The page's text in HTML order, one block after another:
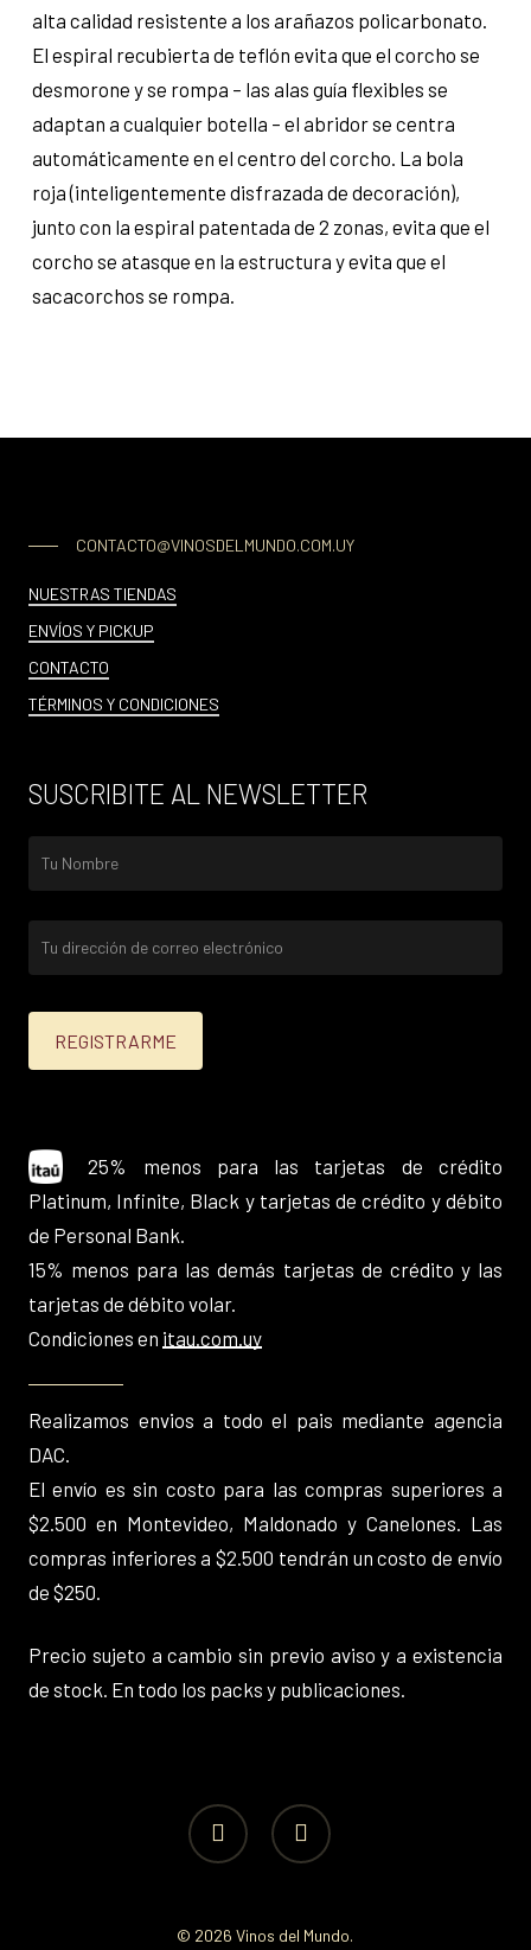
alta calidad resistente a los arañazos policarbonato.
El espiral recubierta de teflón evita que el corcho se
desmorone y se rompa – las alas guía flexibles se
adaptan a cualquier botella – el abridor se centra
automáticamente en el centro del corcho. La bola
roja (inteligentemente disfrazada de decoración),
junto con la espiral patentada de 2 zonas, evita que el
corcho se atasque en la estructura y evita que el
sacacorchos se rompa.
CONTACTO@VINOSDELMUNDO.COM.UY
NUESTRAS TIENDAS
ENVÍOS Y PICKUP
CONTACTO
TÉRMINOS Y CONDICIONES
SUSCRIBITE AL NEWSLETTER
25% menos para las tarjetas de crédito
Platinum, Infinite, Black y tarjetas de crédito y débito
de Personal Bank.
15% menos para las demás tarjetas de crédito y las
tarjetas de débito volar.
Condiciones en itau.com.uy
Realizamos envios a todo el pais mediante agencia
DAC.
El envío es sin costo para las compras superiores a
$2.500 en Montevideo, Maldonado y Canelones. Las
compras inferiores a $2.500 tendrán un costo de envío
de $250.
Precio sujeto a cambio sin previo aviso y a existencia
de stock. En todo los packs y publicaciones.
facebook instagram
© 2026 Vinos del Mundo.